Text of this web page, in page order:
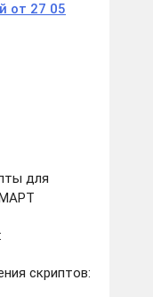
от 27 05
для
скриптов: